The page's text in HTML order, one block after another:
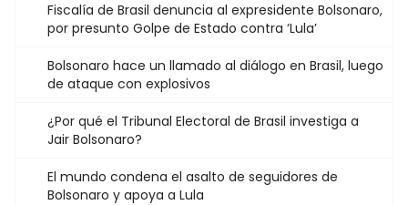
Fiscalía de Brasil denuncia al expresidente Bolsonaro,
por presunto Golpe de Estado contra ‘Lula’
Bolsonaro hace un llamado al diálogo en Brasil, luego
de ataque con explosivos
¿Por qué el Tribunal Electoral de Brasil investiga a
Jair Bolsonaro?
El mundo condena el asalto de seguidores de
Bolsonaro y apoya a Lula